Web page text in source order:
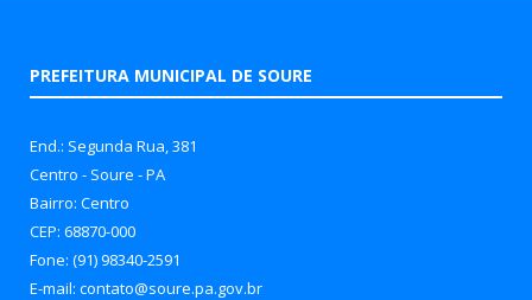
PREFEITURA MUNICIPAL DE SOURE
End.: Segunda Rua, 381
Centro - Soure - PA
Bairro: Centro
CEP: 68870-000
Fone: (91) 98340-2591
E-mail: contato@soure.pa.gov.br